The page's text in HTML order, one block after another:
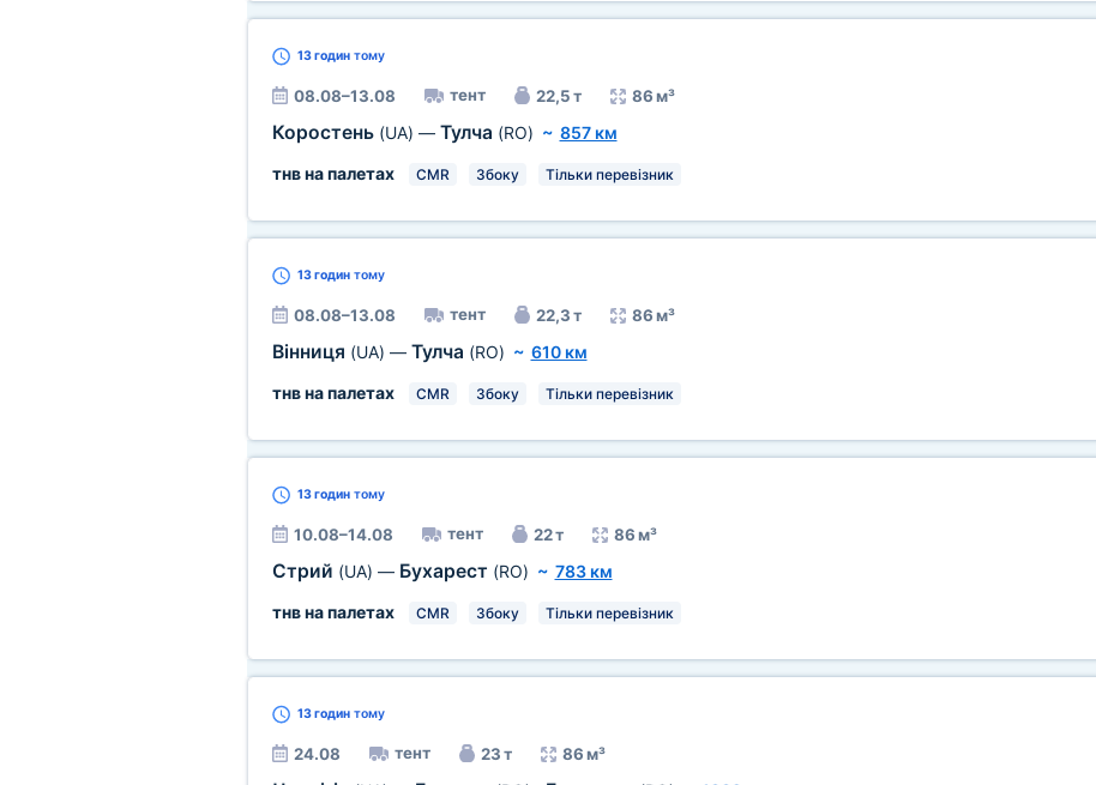
13 годинтому
08.08–13.08 тент 22,5 т 86 м³
Коростень (UA) — Тулча (RO) ~ 857 км
тнв на палетах
CMR Збоку Тільки перевізник
13 годинтому
08.08–13.08 тент 22,3 т 86 м³
Вінниця (UA) — Тулча (RO) ~ 610 км
тнв на палетах
CMR Збоку Тільки перевізник
13 годинтому
10.08–14.08 тент 22 т 86 м³
Стрий (UA) — Бухарест (RO) ~ 783 км
тнв на палетах
CMR Збоку Тільки перевізник
13 годинтому
24.08 тент 23 т 86 м³